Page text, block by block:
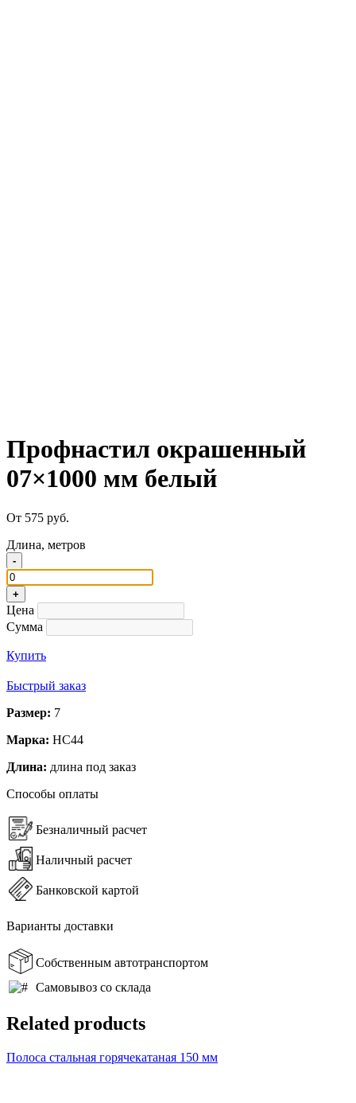
Профнастил окрашенный
07×1000 мм белый
От 575 руб.
Длина, метров
-
+
Цена
Сумма
Купить
Быстрый заказ
Размер: 7
Марка: НС44
Длина: длина под заказ
Способы оплаты
Безналичный расчет
Наличный расчет
Банковской картой
Варианты доставки
Собственным автотранспортом
Самовывоз со склада
Related products
Полоса стальная горячекатаная 150 мм